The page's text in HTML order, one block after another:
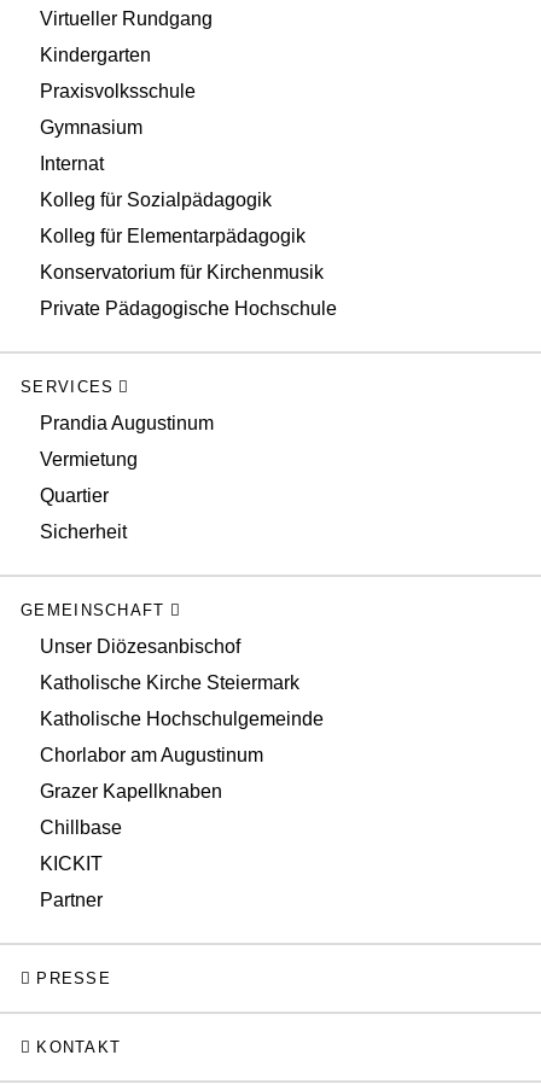
Virtueller Rundgang
Kindergarten
Praxisvolksschule
Gymnasium
Internat
Kolleg für Sozialpädagogik
Kolleg für Elementarpädagogik
Konservatorium für Kirchenmusik
Private Pädagogische Hochschule
SERVICES
Prandia Augustinum
Vermietung
Quartier
Sicherheit
GEMEINSCHAFT
Unser Diözesanbischof
Katholische Kirche Steiermark
Katholische Hochschulgemeinde
Chorlabor am Augustinum
Grazer Kapellknaben
Chillbase
KICKIT
Partner
PRESSE
KONTAKT